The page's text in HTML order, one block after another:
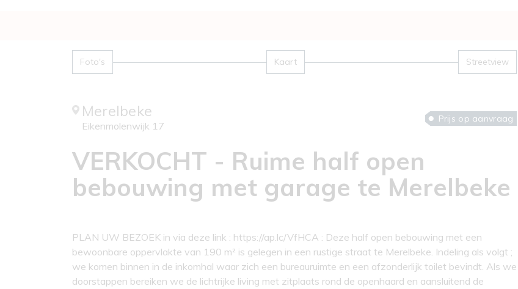
VERKOCHT - Ruime half open
bebouwing met garage te Merelbeke
Merelbeke
Eikenmolenwijk 17
Prijs op aanvraag
Foto's Kaart Streetview
PLAN UW BEZOEK in via deze link : https://ap.lc/VfHCA : Deze half open bebouwing met een
bewoonbare oppervlakte van 190 m² is gelegen in een rustige straat te Merelbeke. Indeling als volgt ;
we komen binnen in de inkomhal waar zich een bureauruimte en een afzonderlijk toilet bevindt. Als we
doorstappen bereiken we de lichtrijke living met zitplaats rond de openhaard en aansluitend de